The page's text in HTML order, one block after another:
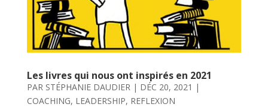
Les livres qui nous ont inspirés en 2021
PAR STÉPHANIE DAUDIER | DÉC 20, 2021 |
COACHING, LEADERSHIP, REFLEXION